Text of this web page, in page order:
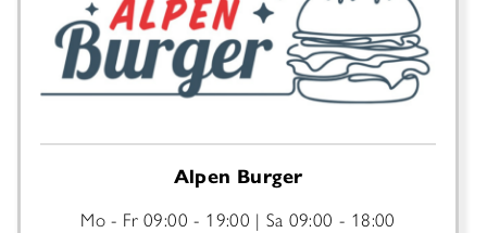
Alpen Burger
Mo - Fr 09:00 - 19:00 Sa 09:00 - 18:00